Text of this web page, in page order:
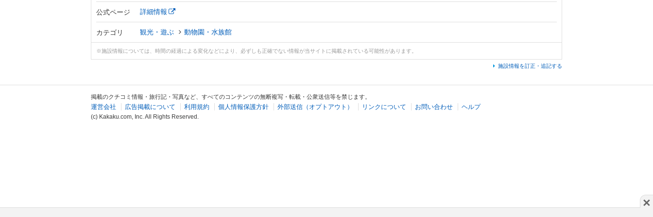
公式ページ 詳細情報
カテゴリ 観光・遊ぶ 動物園・水族館
※施設情報については、時間の経過による変化などにより、必ずしも正確でない情報が当サイトに掲載されている可能性があります。
施設情報を訂正・追記する
×
掲載のクチコミ情報・旅行記・写真など、すべてのコンテンツの無断複写・転載・公衆送信等を禁じます。
運営会社 広告掲載について 利用規約 個人情報保護方針 外部送信（オプトアウト） リンクについて お問い合わせ ヘルプ
(c) Kakaku.com, Inc. All Rights Reserved.